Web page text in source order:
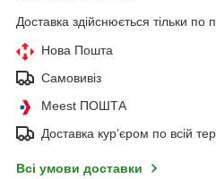
Доставка здійснюється тільки по
Нова Пошта
Самовивіз
Meest ПОШТА
Доставка кур’єром по всій
Всі умови доставки